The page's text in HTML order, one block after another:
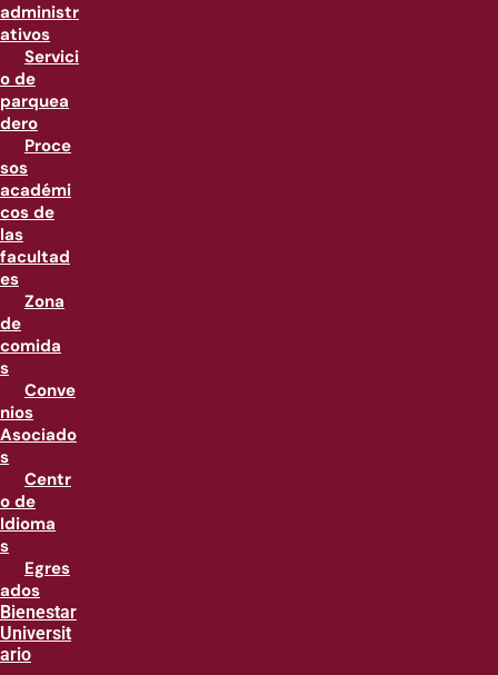
administr
ativos
Servici
o de
parquea
dero
Proce
sos
académi
cos de
las
facultad
es
Zona
de
comida
s
Conve
nios
Asociado
s
Centr
o de
Idioma
s
Egres
ados
Bienestar
Universit
ario